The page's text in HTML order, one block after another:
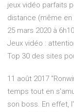
jeux vidéo parfaits
distance (même en
25 mars 2020 à
Jeux vidéo :
Top 30 des sites
11 août 2017
temps tout en
son boss. En effet,